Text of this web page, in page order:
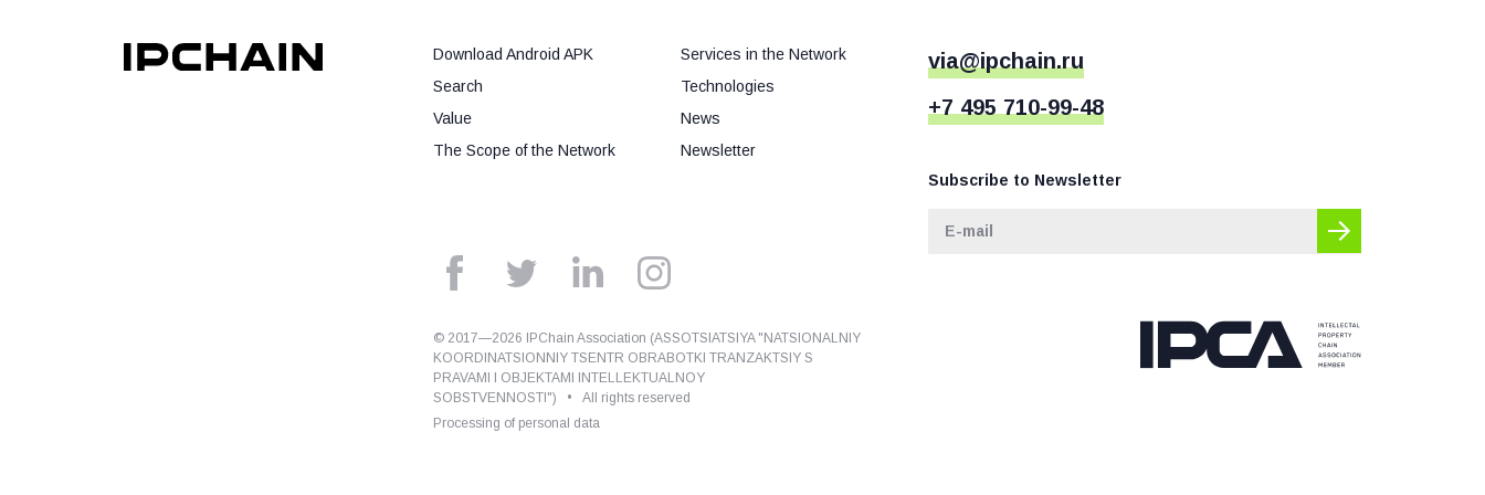
Download Android APK
Search
Value
The Scope of the Network
Services in the Network
Technologies
News
Newsletter
© 2017—2026 IPChain Association (ASSOTSIATSIYA "NATSIONALNIY
KOORDINATSIONNIY TSENTR OBRABOTKI TRANZAKTSIY S
PRAVAMI I OBJEKTAMI INTELLEKTUALNOY
SOBSTVENNOSTI") • All rights reserved
Processing of personal data
via@ipchain.ru
+7 495 710-99-48
Subscribe to Newsletter